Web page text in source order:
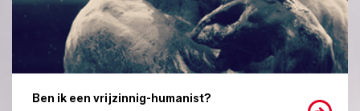
Ben ik een vrijzinnig-humanist?